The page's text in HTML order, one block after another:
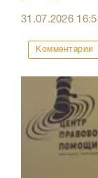
31.07.2026
Комментарии